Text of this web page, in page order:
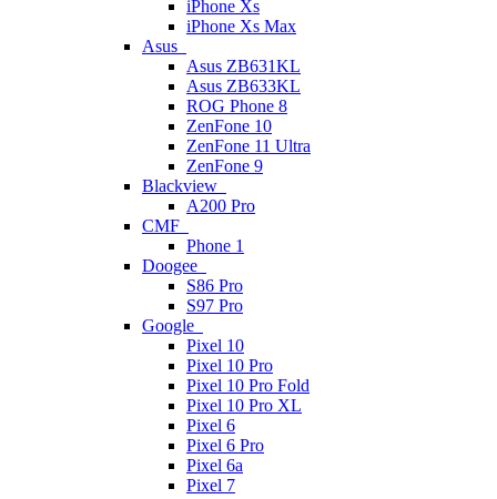
iPhone Xs
iPhone Xs Max
Asus
Asus ZB631KL
Asus ZB633KL
ROG Phone 8
ZenFone 10
ZenFone 11 Ultra
ZenFone 9
Blackview
A200 Pro
CMF
Phone 1
Doogee
S86 Pro
S97 Pro
Google
Pixel 10
Pixel 10 Pro
Pixel 10 Pro Fold
Pixel 10 Pro XL
Pixel 6
Pixel 6 Pro
Pixel 6a
Pixel 7